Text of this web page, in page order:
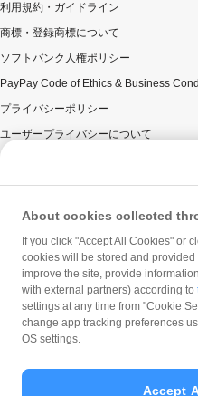
利用規約・ガイドライン
商標・登録商標について
ソフトバンク人権ポリシー
PayPay Code of Ethics & Business
プライバシーポリシー
ユーザープライバシーについて
ウェブサイト利用規約
反社会的勢力に対する方針
勧誘方針
マネロン等基本方針
カスタマーハラスメントに関する当社
About cookies collected
If you click "Accept All Cookies" or
cookies will be stored and
improve the site, provide
with external partners) according to
settings at any time from "Cookie
change app tracking preferences
OS settings.
Accept